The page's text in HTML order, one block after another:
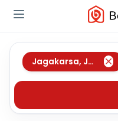
Jagakarsa, Jakarta Selatan